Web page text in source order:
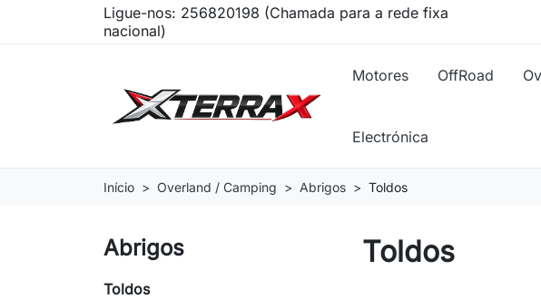
Ligue-nos: 256820198 (Chamada para a rede fixa
nacional)
Motores OffRoad
Electrónica
Início Overland / Camping Abrigos Toldos
Abrigos
Toldos
Toldos